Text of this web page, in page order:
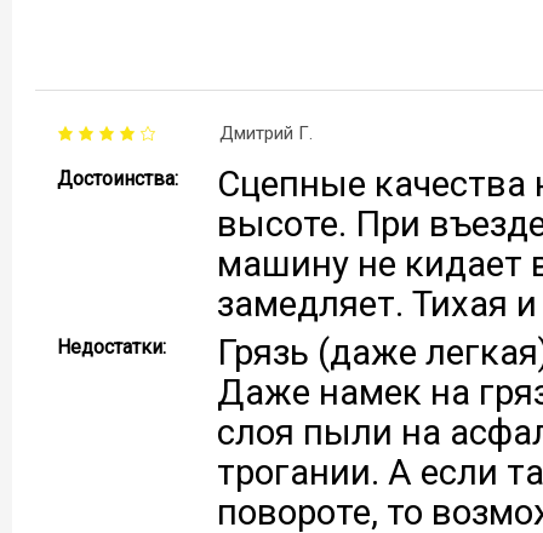
Дмитрий Г.
Достоинства:
Сцепные качества
высоте. При
машину не кидает
замедляет. Тихая
Недостатки:
Грязь (даже
Даже намек на
слоя пыли на
трогании. А если
повороте, то